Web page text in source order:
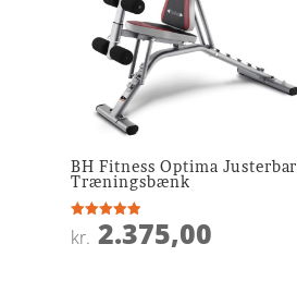
BH Fitness Optima Justerbar
Træningsbænk
Vurderet
5
kr. 2.375,00